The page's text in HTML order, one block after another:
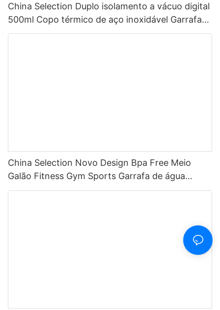
China Selection Duplo isolamento a vácuo digital
500ml Copo térmico de aço inoxidável Garrafa
de água inteligente com display de temperatura
China Selection Novo Design Bpa Free Meio
Galão Fitness Gym Sports Garrafa de água
motivacional de plástico transparente com